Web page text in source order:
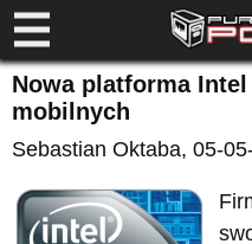
Nowa platforma
mobilnych
Sebastian Oktaba, 05-